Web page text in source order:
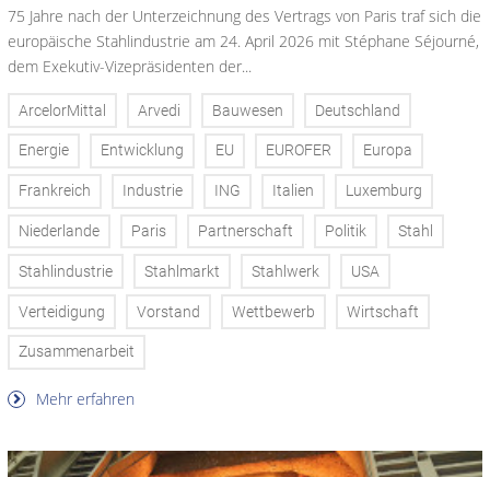
75 Jahre nach der Unterzeichnung des Vertrags von Paris traf sich die
europäische Stahlindustrie am 24. April 2026 mit Stéphane Séjourné,
dem Exekutiv-Vizepräsidenten der...
ArcelorMittal Arvedi Bauwesen Deutschland
Energie Entwicklung EU EUROFER Europa
Frankreich Industrie ING Italien Luxemburg
Niederlande Paris Partnerschaft Politik Stahl
Stahlindustrie Stahlmarkt Stahlwerk USA
Verteidigung Vorstand Wettbewerb Wirtschaft
Zusammenarbeit
Mehr erfahren